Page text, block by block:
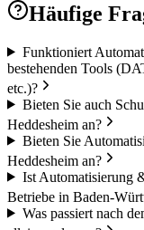
Häufige
Funktioniert
bestehenden Tools
etc.)?
Bieten Sie auch
Heddesheim an?
Bieten Sie
Heddesheim an?
Ist Automatisierung
Betriebe in Baden-
Was passiert nach